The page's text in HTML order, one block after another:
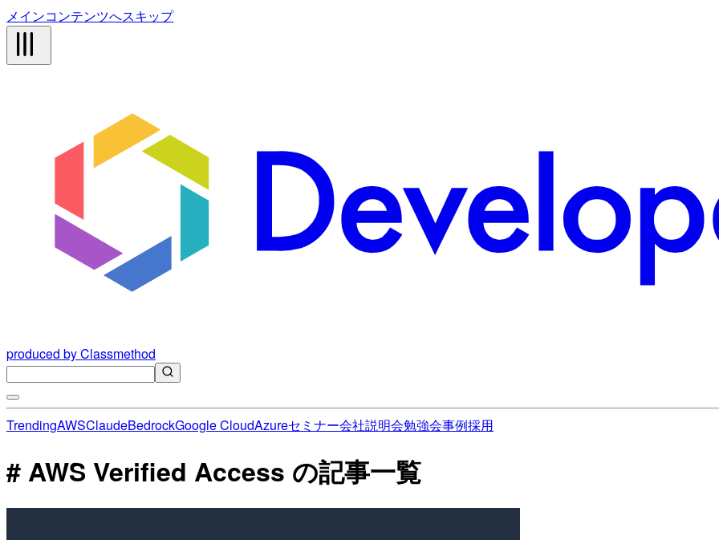
メインコンテンツへスキップ
produced by Classmethod
TrendingAWSClaudeBedrockGoogle CloudAzureセミナー会社説明会勉強会事例採用
# AWS Verified Access の記事一覧